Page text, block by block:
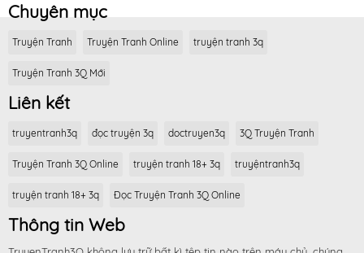
Chuyên mục
Truyện Tranh Truyện Tranh Online truyện tranh 3q
Truyện Tranh 3Q Mới
Liên kết
truyentranh3q đọc truyện 3q doctruyen3q 3Q Truyện Tranh
Truyện Tranh 3Q Online truyện tranh 18+ 3q truyệntranh3q
truyện tranh 18+ 3q Đọc Truyện Tranh 3Q Online
Thông tin Web